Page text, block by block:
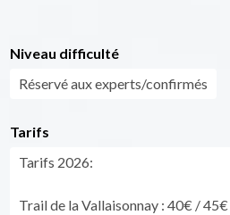
Niveau difficulté
Réservé aux experts/confirmés
Tarifs
Tarifs 2026:
Trail de la Vallaisonnay : 40€ /